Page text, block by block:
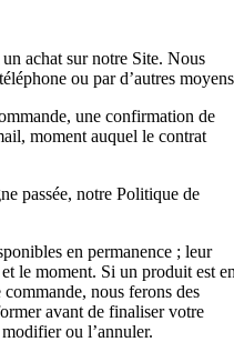
achat sur notre Site. Nous
ou par d’autres
une confirmation de
moment auquel le contrat
passée, notre Politique de
en permanence ; leur
le moment. Si un produit est
nous ferons des
avant de finaliser votre
ou l’annuler.